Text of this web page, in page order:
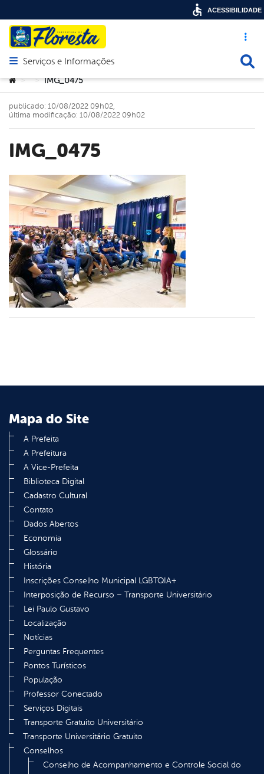
Acesso
Abrir menu principal de navegação
Serviços e Informações
Você está aqui:
> > IMG_0475
IMG_0475
publicado: 10/08/2022 09h02,
última modificação: 10/08/2022 09h02
Mapa do Site
A Prefeita
A Prefeitura
A Vice-Prefeita
Biblioteca Digital
Cadastro Cultural
Contato
Dados Abertos
Economia
Glossário
História
Inscrições Conselho Municipal LGBTQIA+
Interposição de Recurso – Transporte Universitário
Lei Paulo Gustavo
Localização
Notícias
Perguntas Frequentes
Pontos Turísticos
População
Professor Conectado
Serviços Digitais
Transporte Gratuito Universitário
Transporte Universitário Gratuito
Conselhos
Conselho de Acompanhamento e Controle Social do
ACESSIBILIDADE